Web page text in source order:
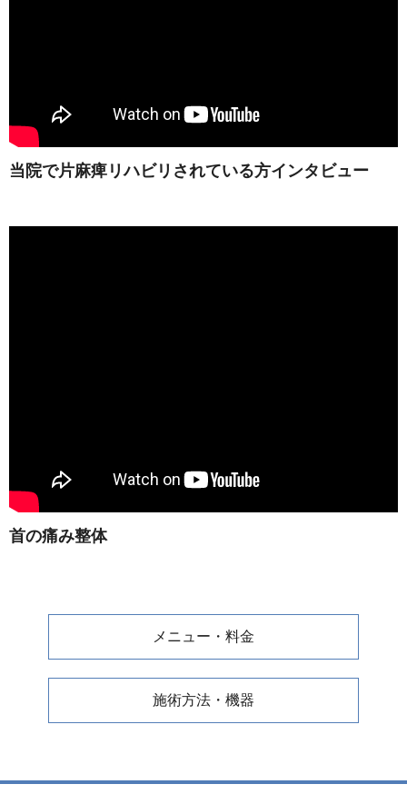
当院で片麻痺リハビリされている方インタビュー
首の痛み整体
メニュー・料金
施術方法・機器